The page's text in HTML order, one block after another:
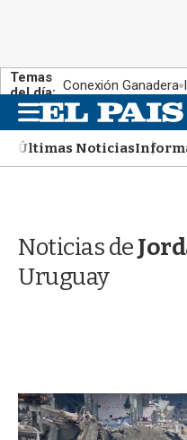
Temas
del día: Conexión Ganadera
M
e
n
u
Últimas Noticias
Noticias de
Uruguay